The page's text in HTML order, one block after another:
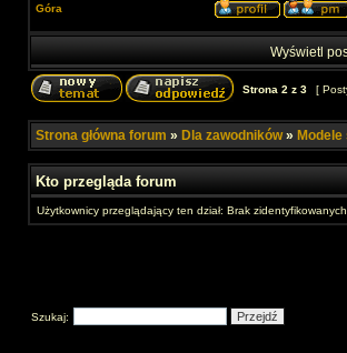
Góra
Wyświetl
Strona 2 z 3 [
Strona główna forum » Dla zawodników»
Kto przegląda forum
Użytkownicy przeglądający ten dział: Brak
Szukaj: